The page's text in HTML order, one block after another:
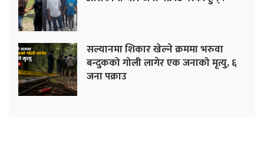
सल्यानमा शिकार खेल्ने क्रममा भरुवा
बन्दुकको गोली लागेर एक जनाको मृत्यु, ६
जना पक्राउ